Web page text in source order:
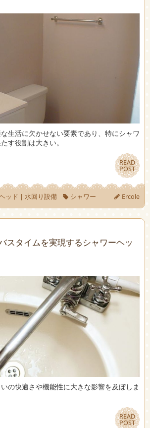
生活に欠かせない要素であり、特にシャワ
す役割は大きい。
READ
POST
READ
POST
ッド | 水回り設備 シャワー Ercole
スタイムを実現するシャワーヘッ
の快適さや機能性に大きな影響を及ぼしま
READ
POST
READ
POST